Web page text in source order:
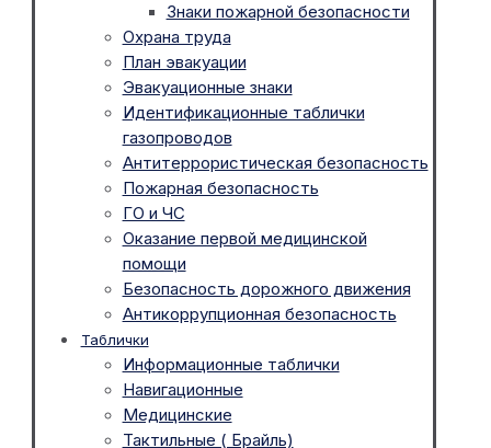
Знаки пожарной безопасности
Охрана труда
План эвакуации
Эвакуационные знаки
Идентификационные таблички
газопроводов
Антитеррористическая безопасность
Пожарная безопасность
ГО и ЧС
Оказание первой медицинской
помощи
Безопасность дорожного движения
Антикоррупционная безопасность
Таблички
Информационные таблички
Навигационные
Медицинские
Тактильные ( Брайль)